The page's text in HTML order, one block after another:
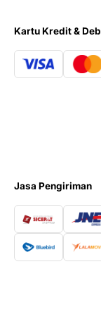
Kartu Kredit &
Jasa Pengiriman